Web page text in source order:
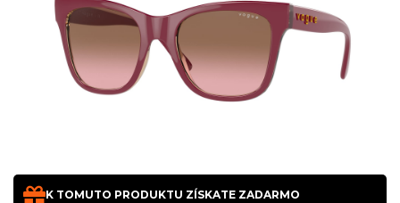
K TOMUTO PRODUKTU ZÍSKATE ZADARMO